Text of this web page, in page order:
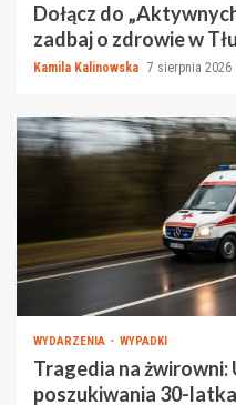
Dołącz do
zadbaj o zdrowie w
Kamila Kalinowska 7 sierpnia 2026
WYDARZENIA WYPADKI
Tragedia na
poszukiwania 30-